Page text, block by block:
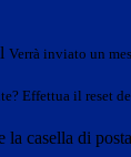
Verrà inviato un
Effettua il reset
casella di